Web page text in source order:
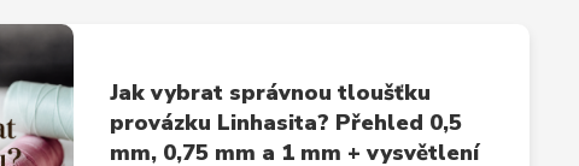
Jak vybrat správnou tloušťku
provázku Linhasita? Přehled 0,5
mm, 0,75 mm a 1 mm + vysvětlení